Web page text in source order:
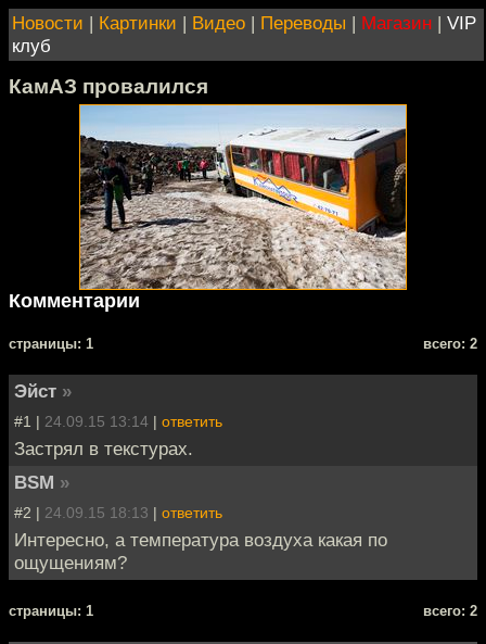
Новости | Картинки | Видео | Переводы | Магазин | VIP
клуб
КамАЗ провалился
Комментарии
cтраницы: 1 всего: 2
Эйст »
#1 | 24.09.15 13:14 | ответить
Застрял в текстурах.
BSM »
#2 | 24.09.15 18:13 | ответить
Интересно, а температура воздуха какая по
ощущениям?
cтраницы: 1 всего: 2